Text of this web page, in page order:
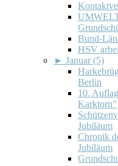
Bund-
HSV
► Januar (5)
Berlin
10.
Karktorn"
Jubiläum
Chronik
Jubiläum